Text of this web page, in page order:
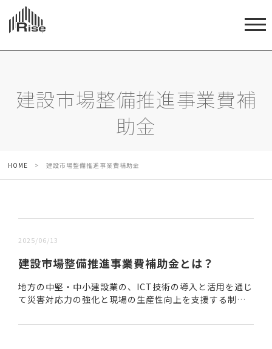
建設市場整備推進事業費補
助金
HOME > 建設市場整備推進事業費補助金
2025/06/13
建設市場整備推進事業費補助金とは？
地方の中堅・中小建設業の、ICT技術の導入と活用を通じ
て災害対応力の強化と現場の生産性向上を支援する制度
に習熟し、災害発生時に迅速かつ安全に対応で...